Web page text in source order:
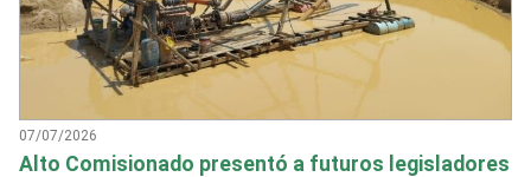
07/07/2026
Alto Comisionado presentó a futuros legisladores